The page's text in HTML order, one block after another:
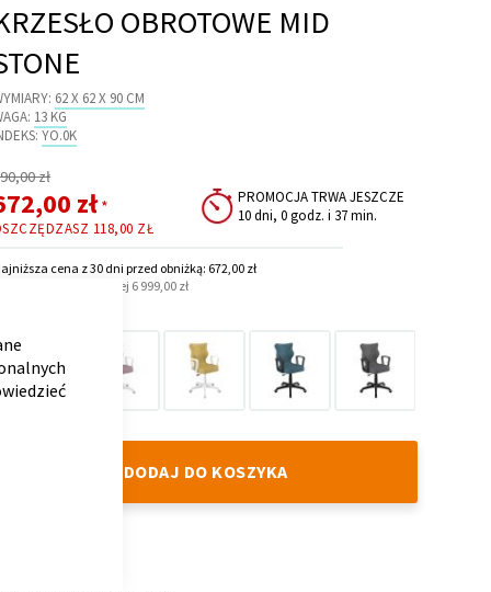
OBROTOWE MID
62 X 62 X 90 CM
13 KG
YO.0K
zł
zł *
118,00 ZŁ
PROMOCJA TRWA JESZCZE
10 dni, 0 godz. i 37 min.
cena z 30 dni przed obniżką: 672,00 zł
* Dla zamówień powyżej 6 999,00 zł
DODAJ DO KOSZYKA